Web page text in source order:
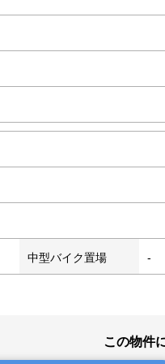
中型バイク置場 -
この物件